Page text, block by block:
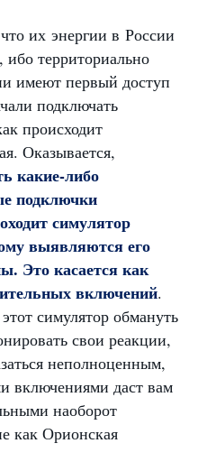
их энергии в России
ибо территориально
имеют первый доступ
подключать
происходит
Оказывается,
какие-либо
подключки
симулятор
выявляются его
Это касается как
включений.
симулятор обмануть
свои реакции,
неполноценным,
включениями даст вам
наоборот
как Орионская